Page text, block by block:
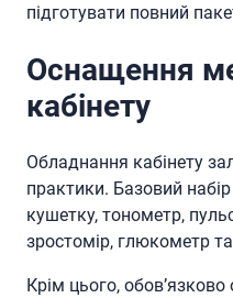
підготувати повний
Оснащення
кабінету
Обладнання кабінету
практики. Базовий
кушетку, тонометр,
зростомір, глюкометр та
Крім цього,